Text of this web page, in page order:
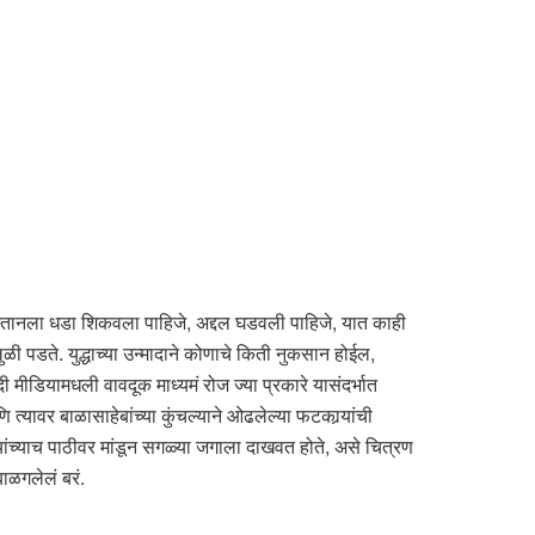
धडा शिकवला पाहिजे, अद्दल घडवली पाहिजे, यात काही
पडते. युद्धाच्या उन्मादाने कोणाचे किती नुकसान होईल,
वावदूक माध्यमं रोज ज्या प्रकारे यासंदर्भात
बाळासाहेबांच्या कुंचल्याने ओढलेल्या फटकार्‍यांची
पाठीवर मांडून सगळ्या जगाला दाखवत होते, असे चित्रण
बरं.